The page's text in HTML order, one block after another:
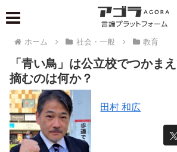
ホーム 社会・一般 教育
「青い鳥」は公立校でつかま
摘むのは何か？
田村 和広